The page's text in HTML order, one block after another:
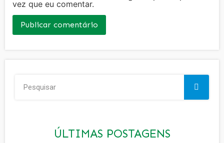
vez que eu comentar.
ÚLTIMAS POSTAGENS